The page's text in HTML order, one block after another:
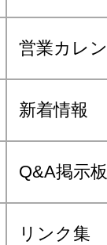
営業カレ
新着情報
Q&A掲示板
リンク集